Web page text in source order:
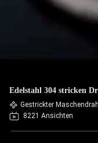
Edelstahl 304 stricken
Gestrickter
8221 Ansichten